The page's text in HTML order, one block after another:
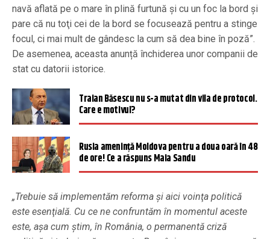
navă aflată pe o mare în plină furtună şi cu un foc la bord şi
pare că nu toţi cei de la bord se focusează pentru a stinge
focul, ci mai mult de gândesc la cum să dea bine în poză”.
De asemenea, aceasta anunță închiderea unor companii de
stat cu datorii istorice.
Traian Băsescu nu s-a mutat din vila de protocol.
Care e motivul?
Rusia amenință Moldova pentru a doua oară în 48
de ore! Ce a răspuns Maia Sandu
„Trebuie să implementăm reforma şi aici voinţa politică
este esenţială. Cu ce ne confruntăm în momentul aceste
este, aşa cum ştim, în România, o permanentă criză